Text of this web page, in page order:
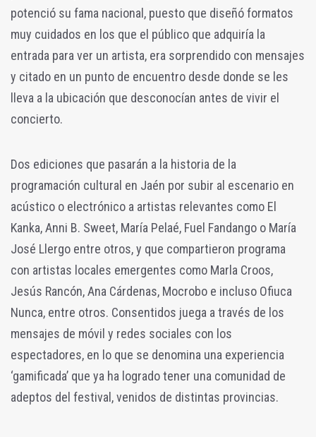
potenció su fama nacional, puesto que diseñó formatos
muy cuidados en los que el público que adquiría la
entrada para ver un artista, era sorprendido con mensajes
y citado en un punto de encuentro desde donde se les
lleva a la ubicación que desconocían antes de vivir el
concierto.
Dos ediciones que pasarán a la historia de la
programación cultural en Jaén por subir al escenario en
acústico o electrónico a artistas relevantes como El
Kanka, Anni B. Sweet, María Pelaé, Fuel Fandango o María
José Llergo entre otros, y que compartieron programa
con artistas locales emergentes como Marla Croos,
Jesús Rancón, Ana Cárdenas, Mocrobo e incluso Ofiuca
Nunca, entre otros. Consentidos juega a través de los
mensajes de móvil y redes sociales con los
espectadores, en lo que se denomina una experiencia
‘gamificada’ que ya ha logrado tener una comunidad de
adeptos del festival, venidos de distintas provincias.